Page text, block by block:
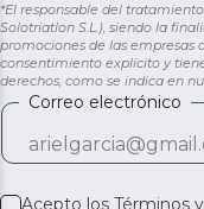
*El responsable del
Solotriatlon S.L.), siendo la
promociones de las empresas
consentimiento explícito y
derechos, como se indica en
Correo electrónico